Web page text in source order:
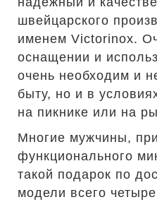
швейцарского
именем Victorinox.
оснащении и
очень необходим и
быту, но и в
на пикнике или на
Многие мужчины,
функционального
такой подарок по
модели всего